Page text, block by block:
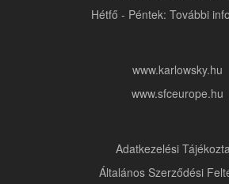
Hétfő - Péntek: További
www.karlowsky.hu
www.sfceurope.hu
Adatkezelési
Általános Szerződési